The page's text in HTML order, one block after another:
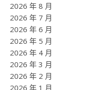
2026 年 8 月
2026 年 7 月
2026 年 6 月
2026 年 5 月
2026 年 4 月
2026 年 3 月
2026 年 2 月
2026 年 1 月